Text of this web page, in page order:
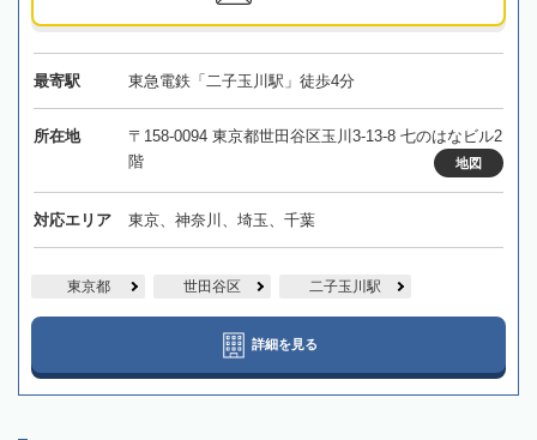
最寄駅 東急電鉄「二子玉川駅」徒歩4分
所在地
〒158-0094 東京都世田谷区玉川3-13-8 七のはなビル2
階
地図
対応エリア 東京、神奈川、埼玉、千葉
東京都 世田谷区 二子玉川駅
詳細を見る